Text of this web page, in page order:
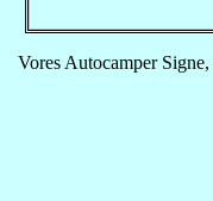
Vores Autocamper